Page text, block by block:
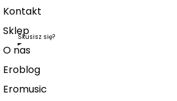
Kontakt
Sklep
O nas
Skusisz się?
Eroblog
Eromusic